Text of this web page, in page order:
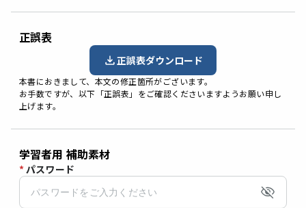
正誤表
正誤表ダウンロード
本書におきまして、本文の修正箇所がございます。
お手数ですが、以下「正誤表」をご確認くださいますようお願い申し
上げます。
学習者用 補助素材
*パスワード